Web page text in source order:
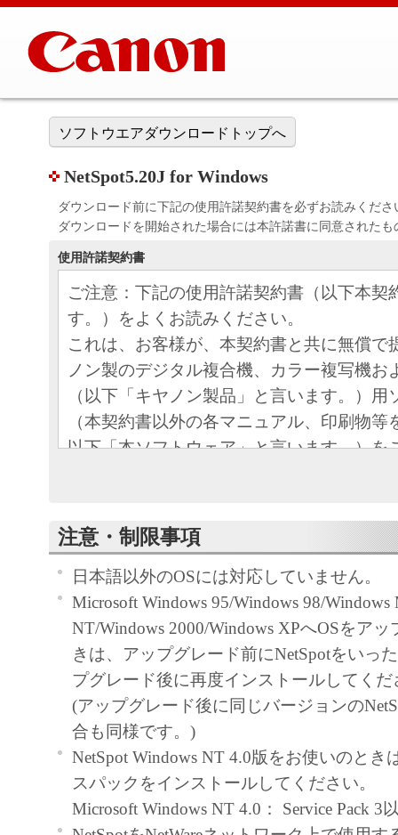
ソフトウエアダウンロードトップへ
NetSpot5.20J for Windows
ダウンロード前に下記の使用許諾契約書を必ずお読みくださ
ダウンロードを開始された場合には本許諾書に同意された
使用許諾契約書
ご注意：下記の使用許諾契約書（以下本契
す。）をよくお読みください。
これは、お客様が、本契約書と共に無償で
ノン製のデジタル複合機、カラー複写機お
（以下「キヤノン製品」と言います。）用
（本契約書以外の各マニュアル、印刷物等
以下「本ソフトウェア」と言います。）を
お客様は、『同意』を示す行為、または「
ア」の使用のいずれかをもって、本契約書
になります。お客様が本契約書に同意でき
ソフトウェア」を使用することはできませ
許諾
キヤノンは、お客様が「キヤノン
目的のために、「キヤノン製品」
トワークを通じ接続される複数の
下「指定機器」と言います。）に
トウェア」を使用（本契約書にお
トウェア」をコンピュータの記憶
注意・制限事項
日本語以外のOSには対応していません。
Microsoft Windows 95/Windows 98/Windows
NT/Windows 2000/Windows XPへOSをア
きは、アップグレード前にNetSpotをいっ
プグレード後に再度インストールしてくだ
(アップグレード後に同じバージョンの
合も同様です。)
NetSpot Windows NT 4.0版をお使いのとき
スパックをインストールしてください。
Microsoft Windows NT 4.0： Service Pack 3